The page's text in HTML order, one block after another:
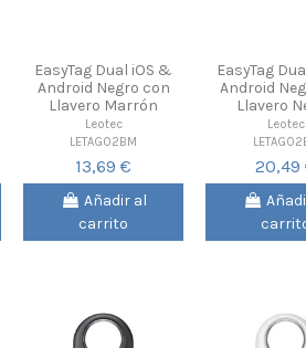
EasyTag Dual iOS &
Android Negro con
Llavero Marrón
Leotec
LETAG02BM
13,69 €
Añadir al
carrito
EasyTag
Android
Llavero
Leotec
20,49